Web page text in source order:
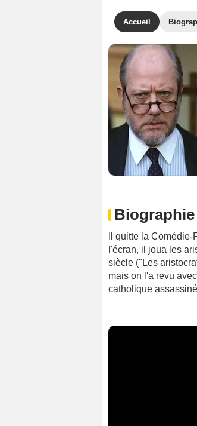
Accueil
Biographie
Il quitte la
l'écran, il joua les
siècle ("Les
mais on l'a revu
catholique